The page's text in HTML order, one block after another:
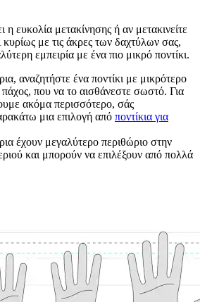
η ευκολία μετακίνησης ή αν μετακινείτε
κυρίως με τις άκρες των δαχτύλων σας,
εμπειρία με ένα πιο μικρό ποντίκι.
αναζητήστε ένα ποντίκι με μικρότερο
που να το αισθάνεστε σωστό. Για
ακόμα περισσότερο, σάς
μια επιλογή από ποντίκια για
έχουν μεγαλύτερο περιθώριο στην
και μπορούν να επιλέξουν από πολλά